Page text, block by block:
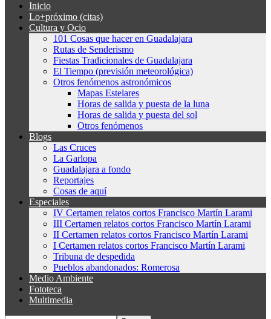
Inicio
Lo+próximo (citas)
Cultura y Ocio
101 Cosas que hacer en Guadalajara
Rutas de Senderismo
Fiestas Tradicionales de Guadalajara
El Tiempo (previsión meteorológica)
Otros fenómenos astronómicos
Mapas Estelares
Horas de salida y puesta de la luna
Horas de salida y puesta del sol
Otros fenómenos
Blogs
Las Cruces
La Garlopa
Guadalajara a fondo
Reportajes
Cosas de aquí
Especiales
IV Certamen relatos cortos Francisco Martín Larami
III Certamen relatos cortos Francisco Martín Larami
II Certamen relatos cortos Francisco Martín Larami
I Certamen relatos cortos Francisco Martín Larami
Tribuna de despedida
Pueblos abandonados: Romerosa
Medio Ambiente
Fototeca
Multimedia